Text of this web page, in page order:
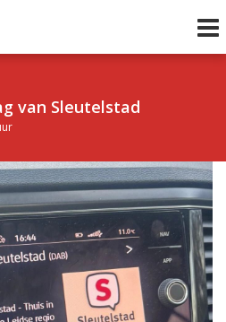
van Sleutelstad
1 van 0 Volgend uur